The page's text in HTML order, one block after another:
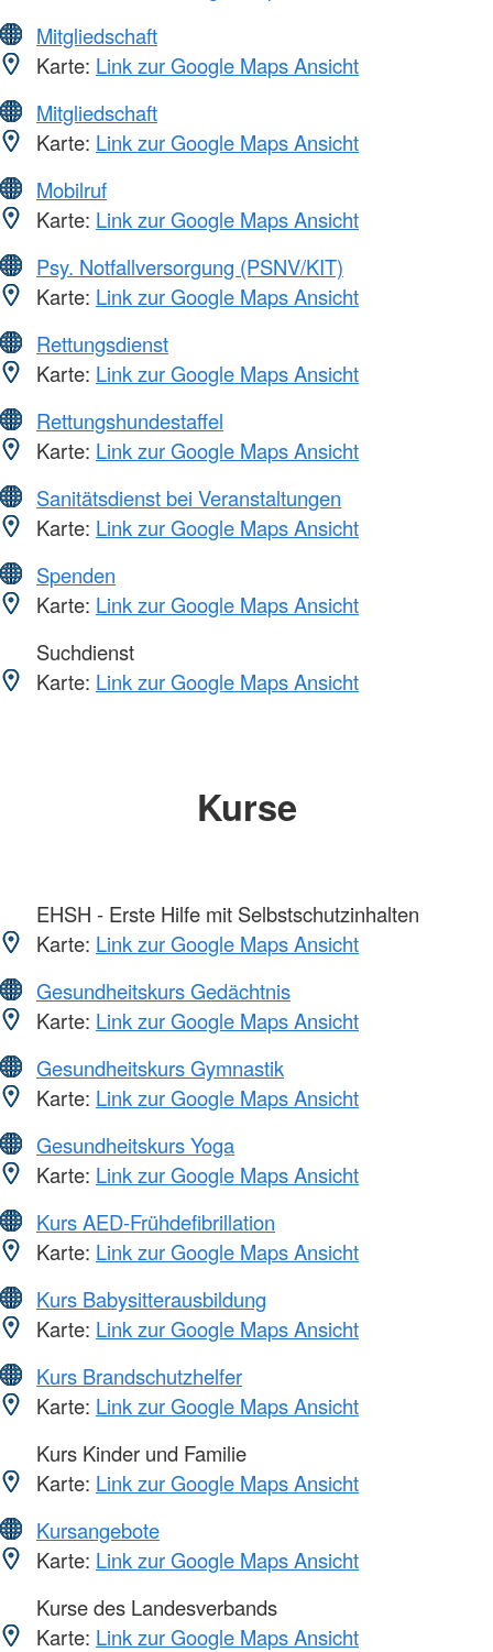
Mitgliedschaft
Karte: Link zur Google Maps Ansicht
Mitgliedschaft
Karte: Link zur Google Maps Ansicht
Mobilruf
Karte: Link zur Google Maps Ansicht
Psy. Notfallversorgung (PSNV/KIT)
Karte: Link zur Google Maps Ansicht
Rettungsdienst
Karte: Link zur Google Maps Ansicht
Rettungshundestaffel
Karte: Link zur Google Maps Ansicht
Sanitätsdienst bei Veranstaltungen
Karte: Link zur Google Maps Ansicht
Spenden
Karte: Link zur Google Maps Ansicht
Suchdienst
Karte: Link zur Google Maps Ansicht
Kurse
EHSH - Erste Hilfe mit Selbstschutzinhalten
Karte: Link zur Google Maps Ansicht
Gesundheitskurs Gedächtnis
Karte: Link zur Google Maps Ansicht
Gesundheitskurs Gymnastik
Karte: Link zur Google Maps Ansicht
Gesundheitskurs Yoga
Karte: Link zur Google Maps Ansicht
Kurs AED-Frühdefibrillation
Karte: Link zur Google Maps Ansicht
Kurs Babysitterausbildung
Karte: Link zur Google Maps Ansicht
Kurs Brandschutzhelfer
Karte: Link zur Google Maps Ansicht
Kurs Kinder und Familie
Karte: Link zur Google Maps Ansicht
Kursangebote
Karte: Link zur Google Maps Ansicht
Kurse des Landesverbands
Karte: Link zur Google Maps Ansicht